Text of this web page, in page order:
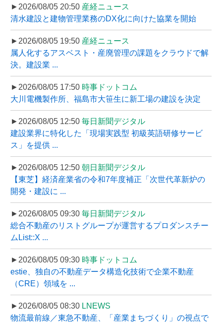
►2026/08/05 20:50 産経ニュース
清水建設と建物管理業務のDX化に向けた協業を開始
►2026/08/05 19:50 産経ニュース
属人化するアスベスト・産廃管理の課題をクラウドで解
決。建設業 ...
►2026/08/05 17:50 時事ドットコム
大川電機製作所、福島市大笹生に新工場の建設を決定
►2026/08/05 12:50 毎日新聞デジタル
建設業界に特化した「現場実践型 初級英語研修サービ
ス」を提供 ...
►2026/08/05 12:50 朝日新聞デジタル
【東芝】経済産業省の令和7年度補正「次世代革新炉の
開発・建設に ...
►2026/08/05 09:30 毎日新聞デジタル
総合不動産のリストグループが運営するプロダンスチー
ムList::X ...
►2026/08/05 09:30 時事ドットコム
estie、独自の不動産データ構造化技術で企業不動産
（CRE）領域を ...
►2026/08/05 08:30 LNEWS
物流最前線／東急不動産、「産業まちづくり」の視点で